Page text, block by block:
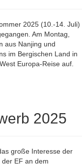
2025 (10.-14. Juli)
Am Montag,
aus Nanjing und
im Bergischen Land in
Europa-Reise auf.
2025
große Interesse der
EF an dem